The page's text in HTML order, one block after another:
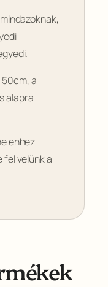
a
alapra
ehhez
fel velünk a